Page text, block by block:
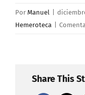
Por Manuel
Hemeroteca
Share This